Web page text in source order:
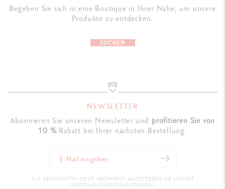
Begeben Sie sich in eine Boutique in Ihrer Nähe, um unsere
Produkte zu entdecken.
SUCHEN
NEWSLETTER
Abonnieren Sie unseren Newsletter undprofitieren Sie von
10 %Rabatt bei Ihrer nächsten Bestellung.
ALS ABONNENTIN ODER ABONNENT AKZEPTIEREN SIE UNSERE
VERTRAULICHKEITSRICHTLINIEN.